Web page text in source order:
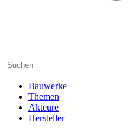
Bauwerke
Themen
Akteure
Hersteller